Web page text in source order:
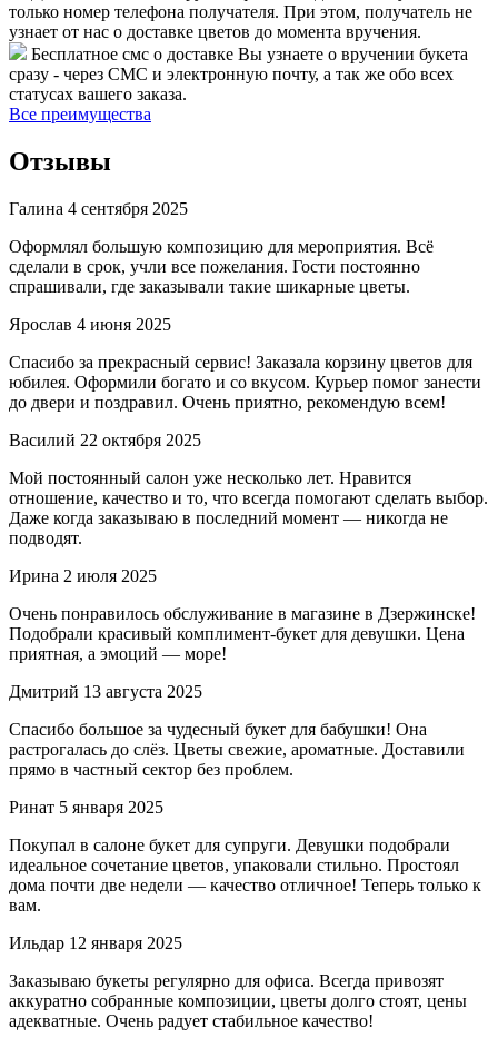
только номер телефона получателя. При этом, получатель не
узнает от нас о доставке цветов до момента вручения.
Бесплатное смс о доставке Вы узнаете о вручении букета
сразу - через СМС и электронную почту, а так же обо всех
статусах вашего заказа.
Все преимущества
Отзывы
Галина 4 сентября 2025
Оформлял большую композицию для мероприятия. Всё
сделали в срок, учли все пожелания. Гости постоянно
спрашивали, где заказывали такие шикарные цветы.
Ярослав 4 июня 2025
Спасибо за прекрасный сервис! Заказала корзину цветов для
юбилея. Оформили богато и со вкусом. Курьер помог занести
до двери и поздравил. Очень приятно, рекомендую всем!
Василий 22 октября 2025
Мой постоянный салон уже несколько лет. Нравится
отношение, качество и то, что всегда помогают сделать выбор.
Даже когда заказываю в последний момент — никогда не
подводят.
Ирина 2 июля 2025
Очень понравилось обслуживание в магазине в Дзержинске!
Подобрали красивый комплимент-букет для девушки. Цена
приятная, а эмоций — море!
Дмитрий 13 августа 2025
Спасибо большое за чудесный букет для бабушки! Она
растрогалась до слёз. Цветы свежие, ароматные. Доставили
прямо в частный сектор без проблем.
Ринат 5 января 2025
Покупал в салоне букет для супруги. Девушки подобрали
идеальное сочетание цветов, упаковали стильно. Простоял
дома почти две недели — качество отличное! Теперь только к
вам.
Ильдар 12 января 2025
Заказываю букеты регулярно для офиса. Всегда привозят
аккуратно собранные композиции, цветы долго стоят, цены
адекватные. Очень радует стабильное качество!